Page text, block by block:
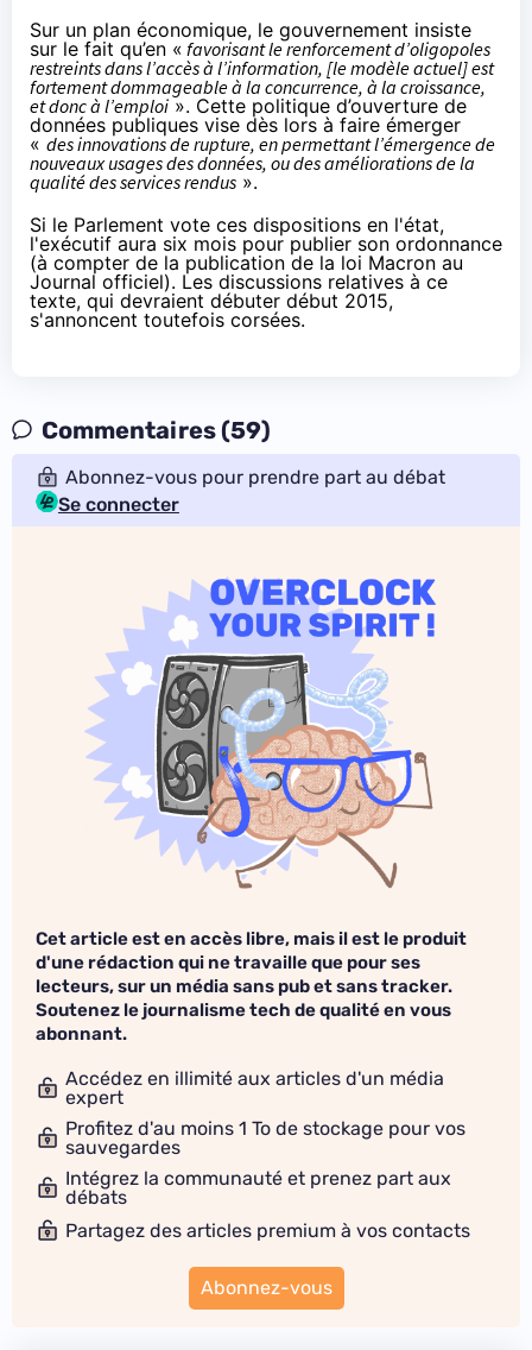
Sur un plan économique, le gouvernement insiste
sur le fait qu’en « favorisant le renforcement d’oligopoles
restreints dans l’accès à l’information, [le modèle actuel] est
fortement dommageable à la concurrence, à la croissance,
et donc à l’emploi». Cette politique d’ouverture de
données publiques vise dès lors à faire émerger
« des innovations de rupture, en permettant l’émergence de
nouveaux usages des données, ou des améliorations de la
qualité des services rendus ».
Si le Parlement vote ces dispositions en l'état,
l'exécutif aura six mois pour publier son ordonnance
(à compter de la publication de la loi Macron au
Journal officiel). Les discussions relatives à ce
texte, qui devraient débuter début 2015,
s'annoncent toutefois corsées.
Commentaires (59)
Abonnez-vous pour prendre part au débat
Se connecter
Cet article est en accès libre, mais il est le produit
d'une rédaction qui ne travaille que pour ses
lecteurs, sur un média sans pub et sans tracker.
Soutenez le journalisme tech de qualité en vous
abonnant.
Accédez en illimité aux articles d'un média
expert
Profitez d'au moins 1 To de stockage pour vos
sauvegardes
Intégrez la communauté et prenez part aux
débats
Partagez des articles premium à vos contacts
Abonnez-vous